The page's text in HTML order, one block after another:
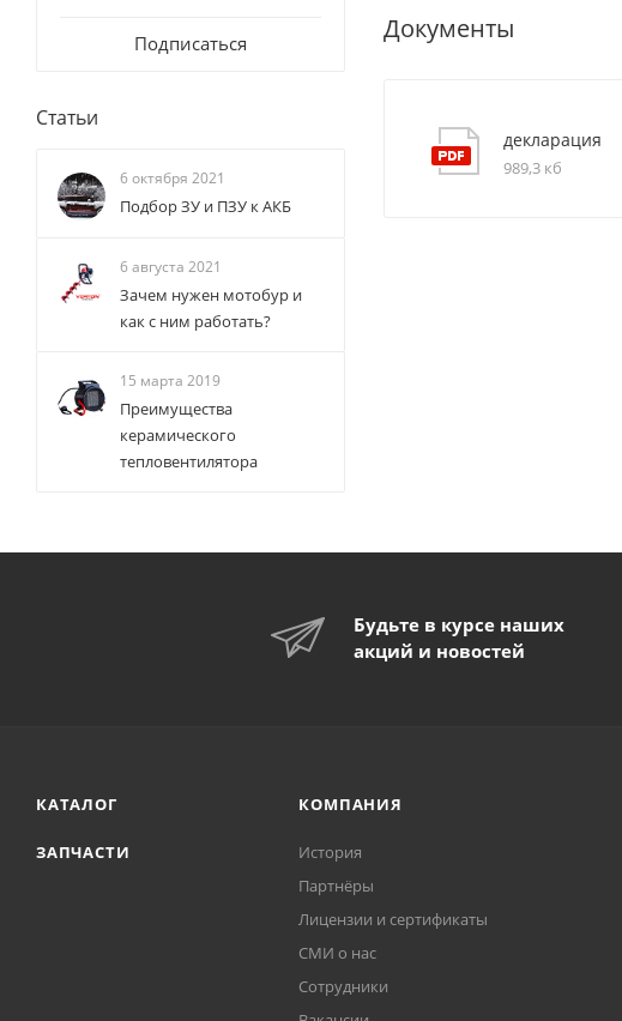
Документы
декларация
989,3 кб
Подписаться
Статьи
6 октября 2021
Подбор ЗУ и ПЗУ к АКБ
6 августа 2021
Зачем нужен мотобур и
как с ним работать?
15 марта 2019
Преимущества
керамического
тепловентилятора
Будьте в курсе наших
акций и новостей
КАТАЛОГ
ЗАПЧАСТИ
КОМПАНИЯ
История
Партнёры
Лицензии и сертификаты
СМИ о нас
Сотрудники